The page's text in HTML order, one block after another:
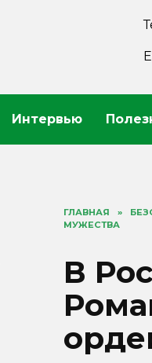
Интервью
ГЛАВНАЯ »
МУЖЕСТВА
В